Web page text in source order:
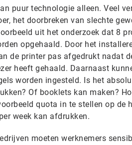
puur technologie alleen. Veel
het doorbreken van slechte
uit het onderzoek dat 8
opgehaald. Door het
de printer pas afgedrukt nadat
heeft gehaald. Daarnaast
worden ingesteld. Is het
Of booklets kan maken?
quota in te stellen op de
week kan afdrukken.
moeten werknemers